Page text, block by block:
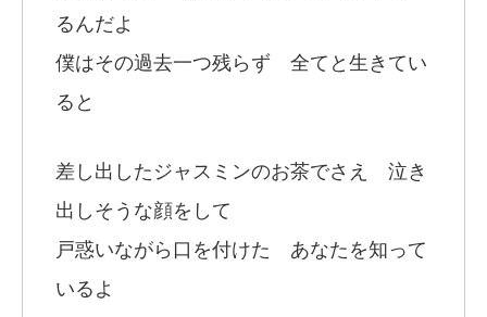
るんだよ
僕はその過去一つ残らず 全てと生きてい
ると
差し出したジャスミンのお茶でさえ 泣き
出しそうな顔をして
戸惑いながら口を付けた あなたを知って
いるよ